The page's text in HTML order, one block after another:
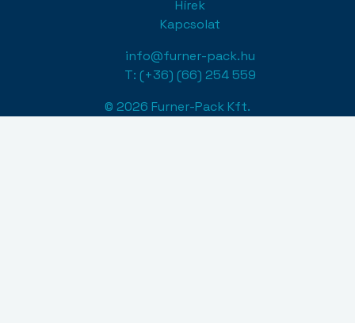
Hírek
Kapcsolat
info@furner-pack.hu
T: (+36) (66) 254 559
© 2026 Furner-Pack Kft.